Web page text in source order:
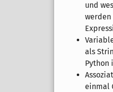
und
werden
als
Python
einmal